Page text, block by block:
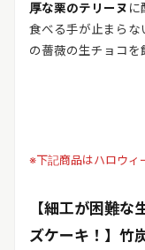
厚な栗のテリーヌ に
食べる手が止まらな
の薔薇の生チョコを
※下記商品はハロウィ
【細工が困難
ズケーキ！】竹